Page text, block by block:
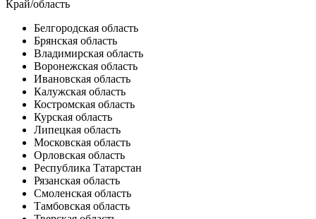
Край/область
Белгородская область
Брянская область
Владимирская область
Воронежская область
Ивановская область
Калужская область
Костромская область
Курская область
Липецкая область
Московская область
Орловская область
Республика Татарстан
Рязанская область
Смоленская область
Тамбовская область